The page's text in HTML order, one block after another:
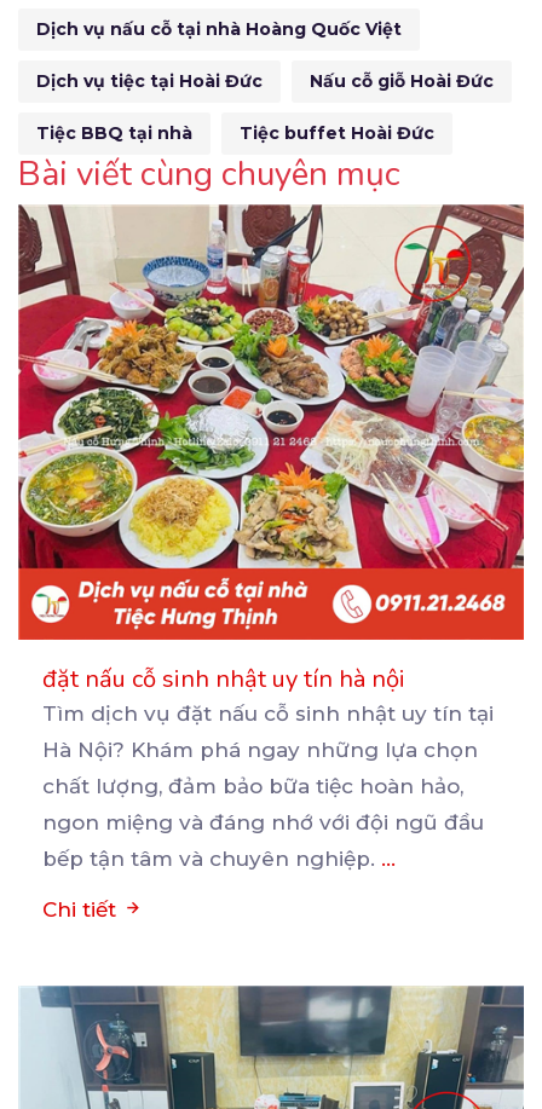
Dịch vụ nấu cỗ tại nhà Hoàng Quốc Việt
Dịch vụ tiệc tại Hoài Đức Nấu cỗ giỗ Hoài Đức
Tiệc BBQ tại nhà Tiệc buffet Hoài Đức
Bài viết cùng chuyên mục
đặt nấu cỗ sinh nhật uy tín hà nội
Tìm dịch vụ đặt nấu cỗ sinh nhật uy tín tại
Hà Nội? Khám phá ngay những lựa chọn
chất lượng, đảm bảo bữa tiệc hoàn hảo,
ngon miệng và đáng nhớ với đội ngũ đầu
bếp tận tâm và chuyên nghiệp. ...
Chi tiết